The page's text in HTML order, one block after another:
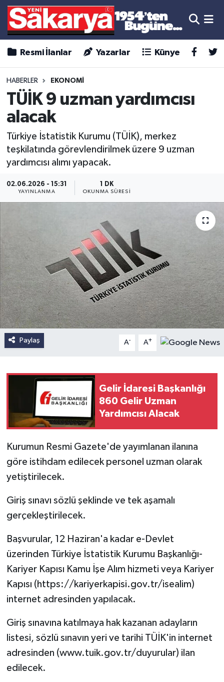
Resmi İlanlar Yazarlar Künye
HABERLER EKONOMİ
TÜİK 9 uzman yardımcısı
alacak
Türkiye İstatistik Kurumu (TÜİK), merkez
teşkilatında görevlendirilmek üzere 9 uzman
yardımcısı alımı yapacak.
02.06.2026 - 15:31
YAYINLANMA
1 DK
OKUNMA SÜRESI
Paylaş A- A+
Gelir İdaresi Başkanlığı
860 Gelir Uzman
Yardımcısı Alacak
Kurumun Resmi Gazete'de yayımlanan ilanına
göre istihdam edilecek personel uzman olarak
yetiştirilecek.
Giriş sınavı sözlü şeklinde ve tek aşamalı
gerçekleştirilecek.
Başvurular, 12 Haziran'a kadar e-Devlet
üzerinden Türkiye İstatistik Kurumu Başkanlığı-
Kariyer Kapısı Kamu İşe Alım hizmeti veya Kariyer
Kapısı (https://kariyerkapisi.gov.tr/isealim)
internet adresinden yapılacak.
Giriş sınavına katılmaya hak kazanan adayların
listesi, sözlü sınavın yeri ve tarihi TÜİK'in internet
adresinden (www.tuik.gov.tr/duyurular) ilan
edilecek.